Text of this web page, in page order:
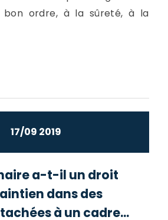
bon ordre, à la sûreté, à la
17/09 2019
a-t-il un droit
dans des
à un cadre...